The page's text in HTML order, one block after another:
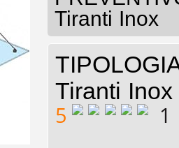
Tiranti Inox
Tiranti Inox
5 1